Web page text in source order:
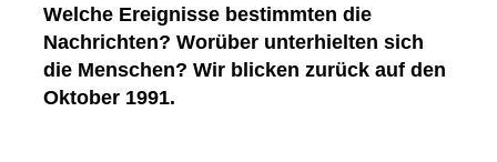
Welche Ereignisse bestimmten die
Nachrichten? Worüber unterhielten sich
die Menschen? Wir blicken zurück auf den
Oktober 1991.